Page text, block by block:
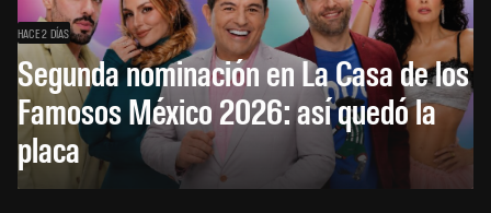
HACE 2 DÍAS
Segunda nominación en La Casa de los
Famosos México 2026: así quedó la
placa